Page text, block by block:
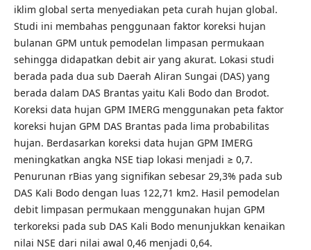
iklim global serta menyediakan peta curah hujan global.
Studi ini membahas penggunaan faktor koreksi hujan
bulanan GPM untuk pemodelan limpasan permukaan
sehingga didapatkan debit air yang akurat. Lokasi studi
berada pada dua sub Daerah Aliran Sungai (DAS) yang
berada dalam DAS Brantas yaitu Kali Bodo dan Brodot.
Koreksi data hujan GPM IMERG menggunakan peta faktor
koreksi hujan GPM DAS Brantas pada lima probabilitas
hujan. Berdasarkan koreksi data hujan GPM IMERG
meningkatkan angka NSE tiap lokasi menjadi ≥ 0,7.
Penurunan rBias yang signifikan sebesar 29,3% pada sub
DAS Kali Bodo dengan luas 122,71 km2. Hasil pemodelan
debit limpasan permukaan menggunakan hujan GPM
terkoreksi pada sub DAS Kali Bodo menunjukkan kenaikan
nilai NSE dari nilai awal 0,46 menjadi 0,64.